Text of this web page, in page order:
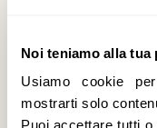
Noi teniamo alla tua
Usiamo cookie
mostrarti solo
In Piemonte il
13/89 con L.R. 1/
il 1° marzo di ogni